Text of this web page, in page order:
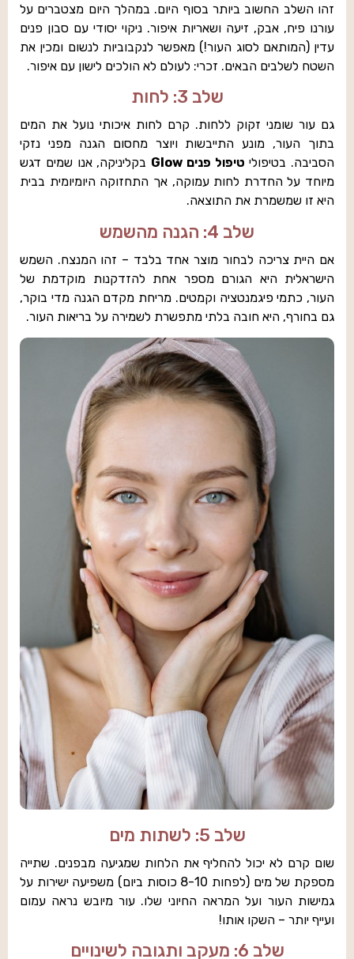
זהו השלב החשוב ביותר בסוף היום. במהלך היום מצטברים על
עורנו פיח, אבק, זיעה ושאריות איפור. ניקוי יסודי עם סבון פנים
עדין (המותאם לסוג העור!) מאפשר לנקבוביות לנשום ומכין את
השטח לשלבים הבאים. זכרי: לעולם לא הולכים לישון עם איפור.
שלב 3: לחות
גם עור שומני זקוק ללחות. קרם לחות איכותי נועל את המים
בתוך העור, מונע התייבשות ויוצר מחסום הגנה מפני נזקי
הסביבה. בטיפולי טיפול פנים Glow
בקליניקה, אנו שמים דגש
מיוחד על החדרת לחות עמוקה, אך התחזוקה היומיומית בבית
היא זו שמשמרת את התוצאה.
שלב 4: הגנה מהשמש
אם היית צריכה לבחור מוצר אחד בלבד – זהו המנצח. השמש
הישראלית היא הגורם מספר אחת להזדקנות מוקדמת של
העור, כתמי פיגמנטציה וקמטים. מריחת מקדם הגנה מדי בוקר,
גם בחורף, היא חובה בלתי מתפשרת לשמירה על בריאות העור.
שלב 5: לשתות מים
שום קרם לא יכול להחליף את הלחות שמגיעה מבפנים. שתייה
מספקת של מים (לפחות 8-10 כוסות ביום) משפיעה ישירות על
גמישות העור ועל המראה החיוני שלו. עור מיובש נראה עמום
ועייף יותר – השקו אותו!
שלב 6: מעקב ותגובה לשינויים